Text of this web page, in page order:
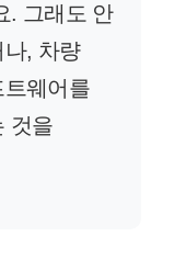
. 그래도 안
, 차량
웨어를
것을